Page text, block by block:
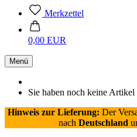
Merkzettel
0,00 EUR
Menü
Sie haben noch keine
Hinweis zur Lieferung: Der
nach Deutschland